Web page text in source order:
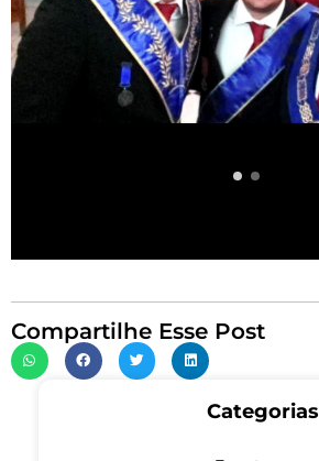
Compartilhe Esse Post
Categorias